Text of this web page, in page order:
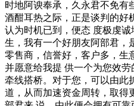
时地阿谀奉承，久永君不免
酒酣耳热之际，正是谈判的好
认为时机已到，便态 度极虔
生，我有一个好朋友阿部君，
零售商，信誉好，客户多，生
并愿意给我提 供一个为您效
牵线搭桥。对于您，可以由此
道，从而加速资金周转，取得